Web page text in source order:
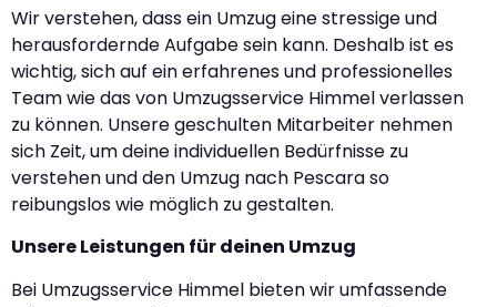
Wir verstehen, dass ein Umzug eine stressige und
herausfordernde Aufgabe sein kann. Deshalb ist es
wichtig, sich auf ein erfahrenes und professionelles
Team wie das von Umzugsservice Himmel verlassen
zu können. Unsere geschulten Mitarbeiter nehmen
sich Zeit, um deine individuellen Bedürfnisse zu
verstehen und den Umzug nach Pescara so
reibungslos wie möglich zu gestalten.
Unsere Leistungen für deinen Umzug
Bei Umzugsservice Himmel bieten wir umfassende